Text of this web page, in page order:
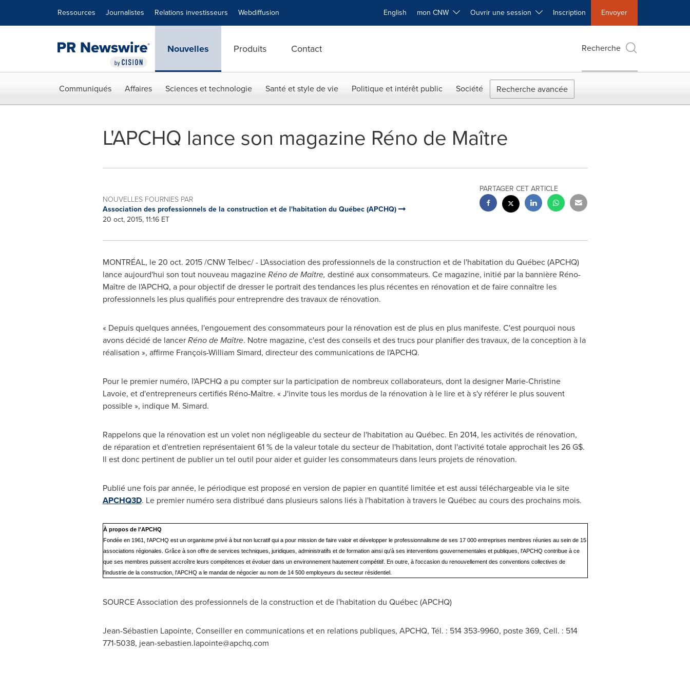
Ressources Journalistes Relations investisseurs Webdiffusion English mon CNW Ouvrir une session Inscription Envoyer
Nouvelles Produits Contact Recherche
Communiqués Affaires Sciences et technologie Santé et style de vie Politique et intérêt public Société Recherche avancée
L'APCHQ lance son magazine Réno de Maître
NOUVELLES FOURNIES PAR
Association des professionnels de la construction et de l'habitation du Québec (APCHQ)
20 oct, 2015, 11:16 ET
PARTAGER CET ARTICLE
MONTRÉAL, le20 oct. 2015/CNW Telbec/ - L'Association des professionnels de la construction et de l'habitation du Québec (APCHQ)
lance aujourd'hui son tout nouveau magazineRéno de Maître, destiné aux consommateurs. Ce magazine, initié par la bannière Réno-
Maître de l'APCHQ, a pour objectif de dresser le portrait des tendances les plus récentes en rénovation et de faire connaître les
professionnels les plus qualifiés pour entreprendre des travaux de rénovation.
« Depuis quelques années, l'engouement des consommateurs pour la rénovation est de plus en plus manifeste. C'est pourquoi nous
avons décidé de lancerRéno de Maître. Notre magazine, c'est des conseils et des trucs pour planifier des travaux, de la conception à la
réalisation », affirme François-William Simard, directeur des communications de l'APCHQ.
Pour le premier numéro, l'APCHQ a pu compter sur la participation de nombreux collaborateurs, dont la designer Marie-Christine
Lavoie, et d'entrepreneurs certifiés Réno-Maître. « J'invite tous les mordus de la rénovation à le lire et à s'y référer le plus souvent
possible », indique M. Simard.
Rappelons que la rénovation est un volet non négligeable du secteur de l'habitation au Québec. En 2014, les activités de rénovation,
de réparation et d'entretien représentaient 61 % de la valeur totale du secteur de l'habitation, dont l'activité totale approchait les 26 G$.
Il est donc pertinent de publier un tel outil pour aider et guider les consommateurs dans leurs projets de rénovation.
Publié une fois par année, le périodique est proposé en version de papier en quantité limitée et est aussi téléchargeable via le site
APCHQ3D. Le premier numéro sera distribué dans plusieurs salons liés à l'habitation à travers le Québec au cours des prochains mois.
À propos de l'APCHQ
Fondée en 1961, l'APCHQ est un organisme privé à but non lucratif qui a pour mission de faire valoir et développer le professionnalisme de ses 17 000 entreprises membres réunies au sein de 15
associations régionales. Grâce à son offre de services techniques, juridiques, administratifs et de formation ainsi qu'à ses interventions gouvernementales et publiques, l'APCHQ contribue à ce
que ses membres puissent accroître leurs compétences et évoluer dans un environnement hautement compétitif. En outre, à l'occasion du renouvellement des conventions collectives de
l'industrie de la construction, l'APCHQ a le mandat de négocier au nom de 14 500 employeurs du secteur résidentiel.
SOURCE Association des professionnels de la construction et de l'habitation du Québec (APCHQ)
Jean-Sébastien Lapointe, Conseiller en communications et en relations publiques, APCHQ, Tél. : 514 353-9960, poste 369, Cell. : 514
771-5038, jean-sebastien.lapointe@apchq.com